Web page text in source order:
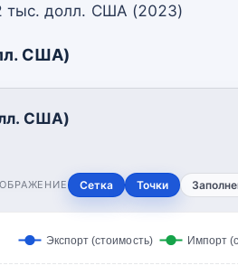
тыс. долл. США (2023)
США)
США)
Сетка Точки
Экспорт (стоимость) Импорт